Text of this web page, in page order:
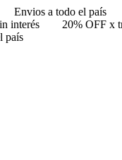
Envios a todo el país
interés 20% OFF x
país